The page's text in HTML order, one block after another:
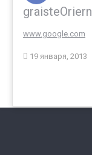
graisteOriern
www.google.com
19 января, 2013